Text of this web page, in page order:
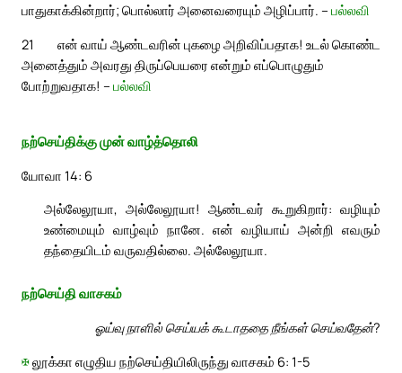
பாதுகாக்கின்றார்; பொல்லார் அனைவரையும் அழிப்பார். – பல்லவி
21
என் வாய் ஆண்டவரின் புகழை அறிவிப்பதாக! உடல் கொண்ட
அனைத்தும் அவரது திருப்பெயரை என்றும் எப்பொழுதும்
போற்றுவதாக! – பல்லவி
நற்செய்திக்கு முன் வாழ்த்தொலி
யோவா 14: 6
அல்லேலூயா, அல்லேலூயா! ஆண்டவர் கூறுகிறார்: வழியும்
உண்மையும் வாழ்வும் நானே. என் வழியாய் அன்றி எவரும்
தந்தையிடம் வருவதில்லை. அல்லேலூயா.
நற்செய்தி வாசகம்
ஓய்வு நாளில் செய்யக் கூடாததை நீங்கள் செய்வதேன்?
✠லூக்கா எழுதிய நற்செய்தியிலிருந்து வாசகம் 6: 1-5